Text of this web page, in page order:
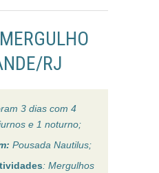
RJ
3 dias com 4
e 1 noturno;
Pousada Nautilus;
: Mergulhos